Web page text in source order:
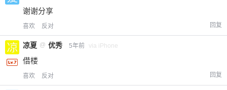
谢谢分享
喜欢 反对 回复
凉夏 @ 优秀 5年前 via iPhone
借楼
喜欢 反对 回复